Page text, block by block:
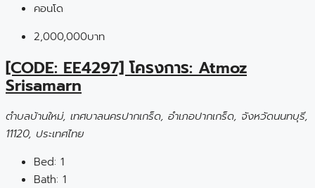
คอนโด
2,000,000บาท
[CODE: EE4297] โครงการ: Atmoz
Srisamarn
ตำบลบ้านใหม่, เทศบาลนครปากเกร็ด, อำเภอปากเกร็ด, จังหวัดนนทบุรี,
11120, ประเทศไทย
Bed: 1
Bath: 1